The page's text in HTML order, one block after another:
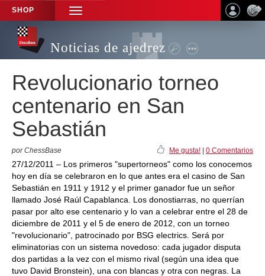
SHOP
TOGGLE
NAVIGATION
Noticias de ajedrez
Revolucionario torneo
centenario en San
Sebastián
por ChessBase Me gusta! 0 Comentarios
27/12/2011 – Los primeros "supertorneos" como los conocemos
hoy en día se celebraron en lo que antes era el casino de San
Sebastián en 1911 y 1912 y el primer ganador fue un señor
llamado José Raúl Capablanca. Los donostiarras, no querrían
pasar por alto ese centenario y lo van a celebrar entre el 28 de
diciembre de 2011 y el 5 de enero de 2012, con un torneo
"revolucionario", patrocinado por BSG electrics. Será por
eliminatorias con un sistema novedoso: cada jugador disputa
dos partidas a la vez con el mismo rival (según una idea que
tuvo David Bronstein), una con blancas y otra con negras. La